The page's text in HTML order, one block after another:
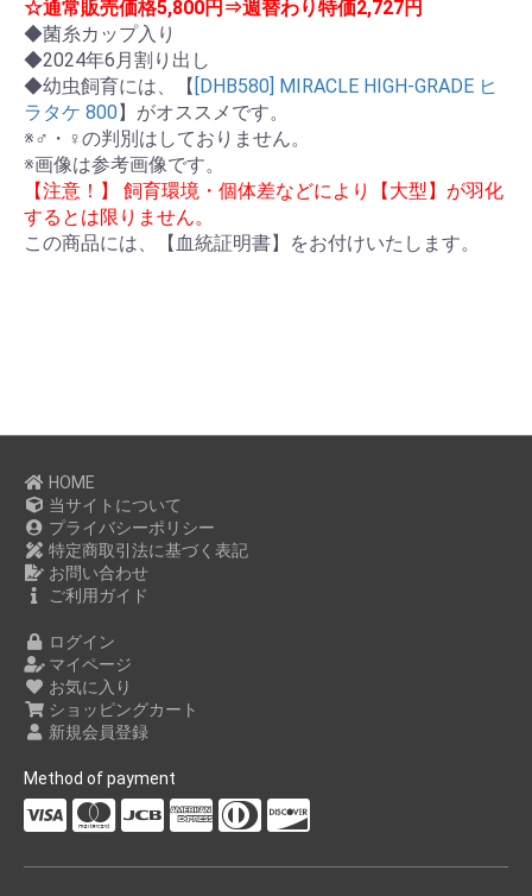
☆通常販売価格5,800円⇒週替わり特価2,727円
◆菌糸カップ入り
◆2024年6月割り出し
◆幼虫飼育には、【 [DHB580] MIRACLE HIGH-GRADE ヒ
ラタケ 800】がオススメです。
※♂・♀の判別はしておりません。
※画像は参考画像です。
【注意！】 飼育環境・個体差などにより【大型】が羽化
するとは限りません。
この商品には、【血統証明書】をお付けいたします。
HOME
当サイトについて
プライバシーポリシー
特定商取引法に基づく表記
お問い合わせ
ご利用ガイド
ログイン
マイページ
お気に入り
ショッピングカート
新規会員登録
Method of payment